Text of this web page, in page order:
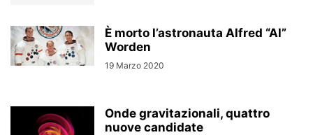
È morto l’astronauta Alfred “Al”
Worden
19 Marzo 2020
Onde gravitazionali, quattro
nuove candidate